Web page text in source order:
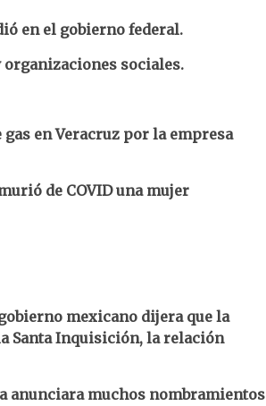
en el gobierno federal.
organizaciones sociales.
en Veracruz por la empresa
de COVID una mujer
mexicano dijera que la
Santa Inquisición, la relación
anunciara muchos nombramientos